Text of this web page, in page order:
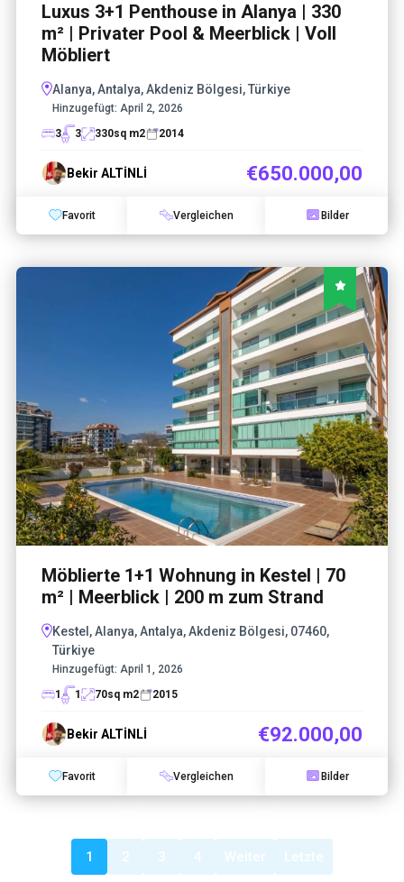
Luxus 3+1 Penthouse in Alanya | 330
m² | Privater Pool & Meerblick | Voll
Möbliert
Alanya, Antalya, Akdeniz Bölgesi, Türkiye
Hinzugefügt: April 2, 2026
3
3 330sq m2 2014
Bekir ALTİNLİ €650.000,00
Favorit Vergleichen Bilder
Möblierte 1+1 Wohnung in Kestel | 70
m² | Meerblick | 200 m zum Strand
Kestel, Alanya, Antalya, Akdeniz Bölgesi, 07460,
Türkiye
Hinzugefügt: April 1, 2026
1
1 70sq m2 2015
Bekir ALTİNLİ €92.000,00
Favorit Vergleichen Bilder
1 2 3 4 Weiter Letzte